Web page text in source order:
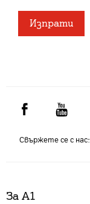
Свържете се с нас:
За А1